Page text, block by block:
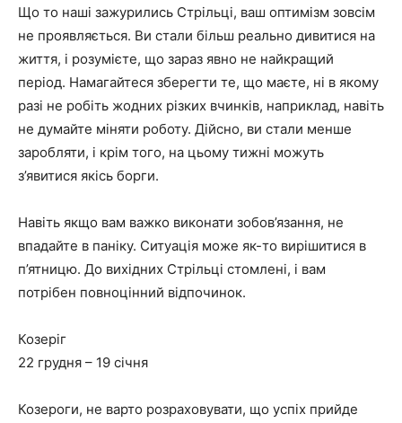
Що то наші зажурились Стрільці, ваш оптимізм зовсім
не проявляється. Ви стали більш реально дивитися на
життя, і розумієте, що зараз явно не найкращий
період. Намагайтеся зберегти те, що маєте, ні в якому
разі не робіть жодних різких вчинків, наприклад, навіть
не думайте міняти роботу. Дійсно, ви стали менше
заробляти, і крім того, на цьому тижні можуть
з’явитися якісь борги.
Навіть якщо вам важко виконати зобов’язання, не
впадайте в паніку. Ситуація може як-то вирішитися в
п’ятницю. До вихідних Стрільці стомлені, і вам
потрібен повноцінний відпочинок.
Козеріг
22 грудня – 19 січня
Козероги, не варто розраховувати, що успіх прийде